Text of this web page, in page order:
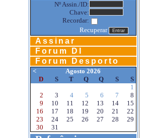
Nº Assin./ID:
Chave:
Recordar:
Recuperar
Assinar
Forum DI
Forum Desporto
<
Agosto 2026
D
S T Q Q S
S
1
2
3 4 5 6 7
8
9
10 11 12 13 14
15
16
17 18 19 20 21
22
23
24 25 26 27 28
29
30
31